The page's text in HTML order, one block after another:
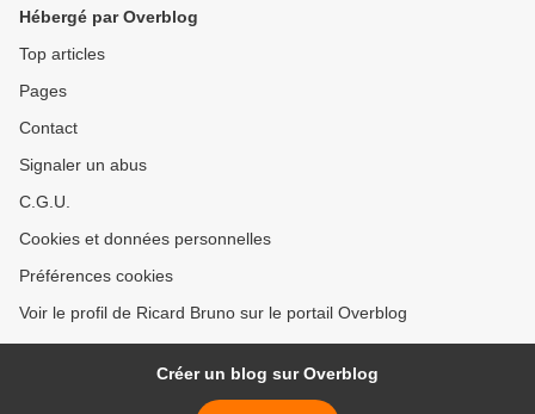
Hébergé par Overblog
Top articles
Pages
Contact
Signaler un abus
C.G.U.
Cookies et données personnelles
Préférences cookies
Voir le profil de Ricard Bruno sur le portail Overblog
Créer un blog sur Overblog